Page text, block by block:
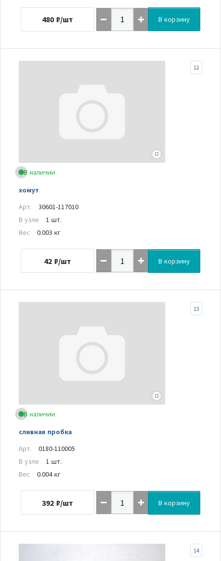
480 ₽/шт В корзину
В наличии
хомут
12
Арт.
30601-117010
В узле
1 шт.
Вес
0.003 кг
42 ₽/шт В корзину
В наличии
сливная пробка
13
Арт.
0180-110005
В узле
1 шт.
Вес
0.004 кг
392 ₽/шт В корзину
14